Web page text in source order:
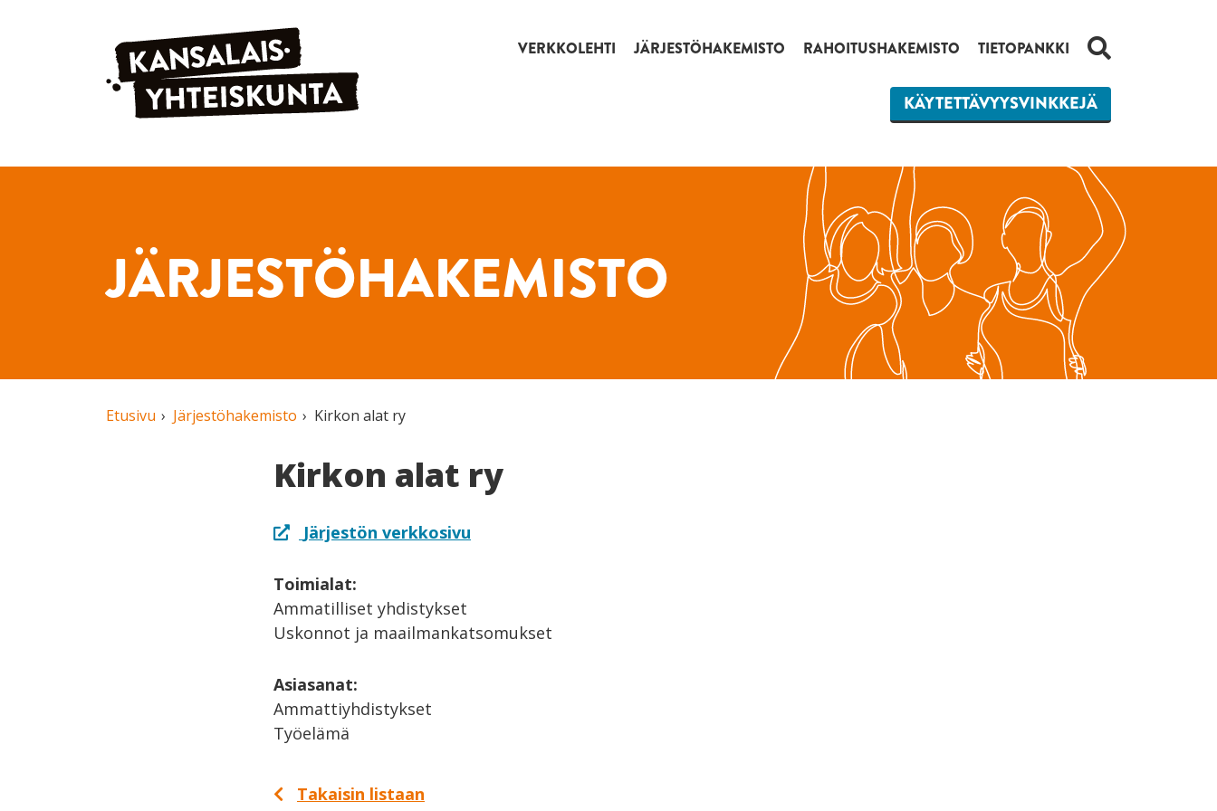
Siirry sisältöön VERKKOLEHTI JÄRJESTÖHAKEMISTO RAHOITUSHAKEMISTO TIETOPANKKI HAKU
KÄYTETTÄVYYSVINKKEJÄ
JÄRJESTÖHAKEMISTO
Etusivu Järjestöhakemisto Kirkon alat ry
Kirkon alat ry
Järjestön verkkosivu
Toimialat:
Ammatilliset yhdistykset
Uskonnot ja maailmankatsomukset
Asiasanat:
Ammattiyhdistykset
Työelämä
Takaisin listaan